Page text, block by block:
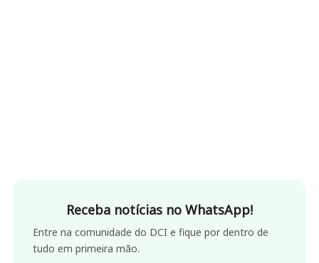
Receba notícias no WhatsApp!
Entre na comunidade do DCI e fique por dentro de
tudo em primeira mão.